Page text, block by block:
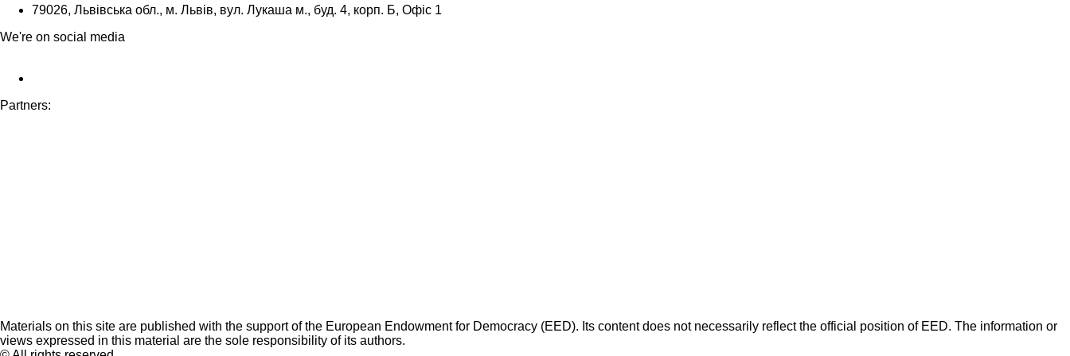
79026, Львівська обл., м. Львів, вул. Лукаша м., буд. 4, корп. Б, Офіс 1
We're on social media
Partners:
Materials on this site are published with the support of the European Endowment for Democracy (EED). Its content does not necessarily reflect the official position of EED. The information or
views expressed in this material are the sole responsibility of its authors.